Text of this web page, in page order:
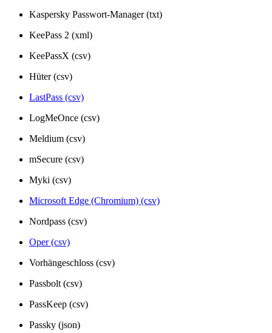
Kaspersky Passwort-Manager (txt)
KeePass 2 (xml)
KeePassX (csv)
Hüter (csv)
LastPass (csv)
LogMeOnce (csv)
Meldium (csv)
mSecure (csv)
Myki (csv)
Microsoft Edge (Chromium) (csv)
Nordpass (csv)
Oper (csv)
Vorhängeschloss (csv)
Passbolt (csv)
PassKeep (csv)
Passky (json)